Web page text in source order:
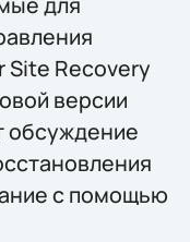
Site Recovery
версии
обсуждение
с помощью